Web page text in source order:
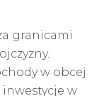
granicami
w obcej
w